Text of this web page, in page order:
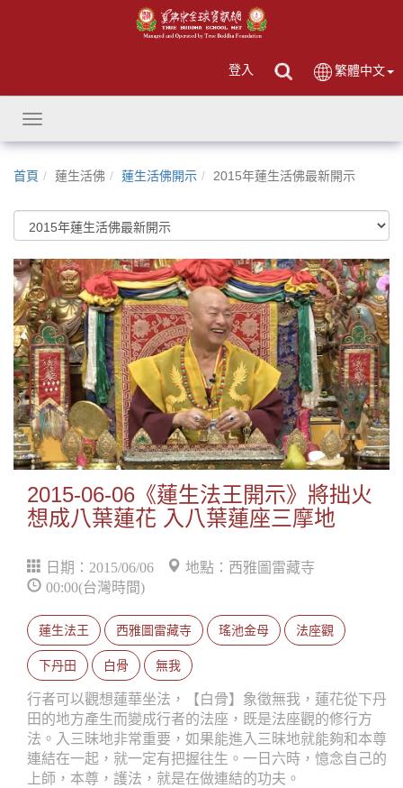
登入 繁體中文
Toggle
navigation
首頁 蓮生活佛 蓮生活佛開示 2015年蓮生活佛最新開示
2015-06-06《蓮生法王開示》將拙火
想成八葉蓮花 入八葉蓮座三摩地
日期：2015/06/06
地點：西雅圖雷藏寺
00:00(台灣時間)
蓮生法王 西雅圖雷藏寺 瑤池金母 法座觀
下丹田 白骨 無我
行者可以觀想蓮華坐法，【白骨】象徵無我，蓮花從下丹
田的地方產生而變成行者的法座，既是法座觀的修行方
法。入三昧地非常重要，如果能進入三昧地就能夠和本尊
連結在一起，就一定有把握往生。一日六時，憶念自己的
上師，本尊，護法，就是在做連結的功夫。